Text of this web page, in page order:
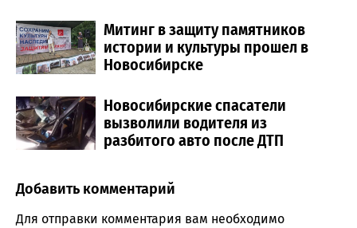
Митинг в защиту памятников
истории и культуры прошел в
Новосибирске
Новосибирские спасатели
вызволили водителя из
разбитого авто после ДТП
Comment section
Добавить комментарий
Для отправки комментария вам необходимо